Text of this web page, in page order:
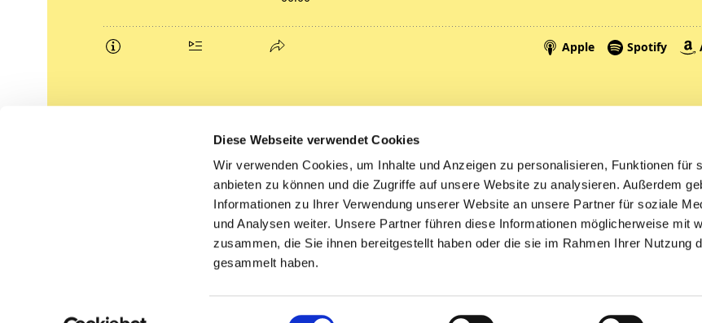
Diese Webseite verwendet Cookies
Wir verwenden Cookies, um Inhalte und Anzeigen zu personalisieren, Funktionen für
anbieten zu können und die Zugriffe auf unsere Website zu analysieren. Außerdem
Informationen zu Ihrer Verwendung unserer Website an unsere Partner für soziale
und Analysen weiter. Unsere Partner führen diese Informationen möglicherweise mit
zusammen, die Sie ihnen bereitgestellt haben oder die sie im Rahmen Ihrer Nutzung
gesammelt haben.
Einwilligungsauswahl
Spenden
Tickets
Litauen